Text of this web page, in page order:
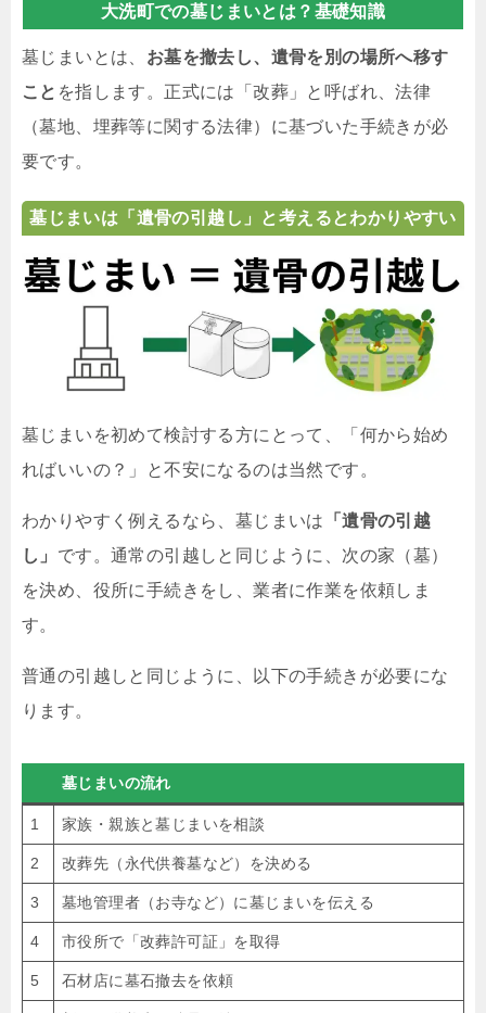
大洗町での墓じまいとは？基礎知識
墓じまいとは、 お墓を撤去し、遺骨を別の場所へ移す
こと を指します。正式には「改葬」と呼ばれ、法律
（墓地、埋葬等に関する法律）に基づいた手続きが必
要です。
墓じまいは「遺骨の引越し」と考えるとわかりやすい
墓じまいを初めて検討する方にとって、「何から始め
ればいいの？」と不安になるのは当然です。
わかりやすく例えるなら、墓じまいは
「遺骨の引越
し」 です。通常の引越しと同じように、次の家（墓）
を決め、役所に手続きをし、業者に作業を依頼しま
す。
普通の引越しと同じように、以下の手続きが必要にな
ります。
墓じまいの流れ
1 家族・親族と墓じまいを相談
2 改葬先（永代供養墓など）を決める
3 墓地管理者（お寺など）に墓じまいを伝える
4 市役所で「改葬許可証」を取得
5 石材店に墓石撤去を依頼